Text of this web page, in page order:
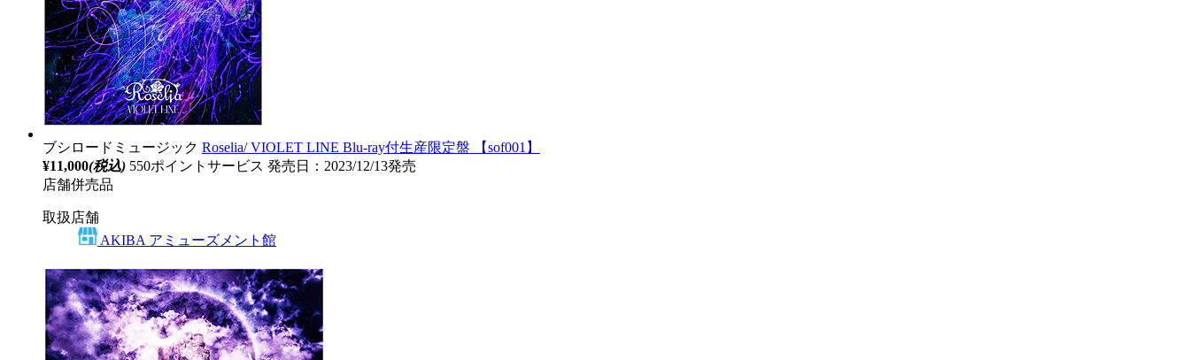
ブシロードミュージック Roselia/ VIOLET LINE Blu-ray付生産限定盤 【sof001】
¥11,000(税込) 550ポイントサービス 発売日：2023/12/13発売
店舗併売品
取扱店舗
AKIBA アミューズメント館